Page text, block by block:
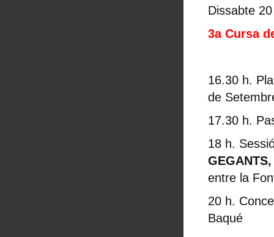
Dissabte
3a Cursa
16.30 h.
de
17.30 h.
18 h.
entre la
20 h.
Baqué